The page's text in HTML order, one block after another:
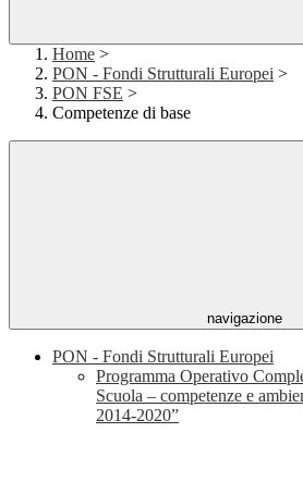
Home >
PON - Fondi Strutturali Europei >
PON FSE >
Competenze di base
navigazione
PON - Fondi Strutturali Europei
Programma Operativo
Scuola – competenze e
2014-2020”